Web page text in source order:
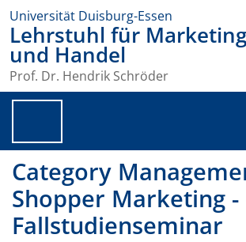
Universität Duisburg-Essen
Lehrstuhl für Marketing
und Handel
Prof. Dr. Hendrik Schröder
Category
Shopper Marketing -
Fallstudienseminar